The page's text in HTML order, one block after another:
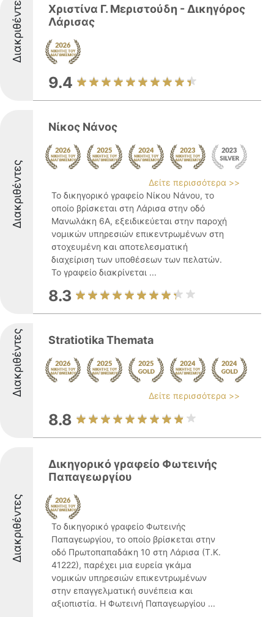
Διακριθέντες
Χριστίνα Γ. Μεριστούδη - Δικηγόρος
Λάρισας
9.4
Διακριθέντες
Νίκος Νάνος
Δείτε περισσότερα >>
Το δικηγορικό γραφείο Νίκου Νάνου, το
οποίο βρίσκεται στη Λάρισα στην οδό
Μανωλάκη 6Α, εξειδικεύεται στην παροχή
νομικών υπηρεσιών επικεντρωμένων στη
στοχευμένη και αποτελεσματική
διαχείριση των υποθέσεων των πελατών.
Το γραφείο διακρίνεται ...
8.3
Διακριθέντες Stratiotika Themata
Δείτε περισσότερα >>
8.8
Διακριθέντες
Δικηγορικό γραφείο Φωτεινής
Παπαγεωργίου
Το δικηγορικό γραφείο Φωτεινής
Παπαγεωργίου, το οποίο βρίσκεται στην
οδό Πρωτοπαπαδάκη 10 στη Λάρισα (Τ.Κ.
41222), παρέχει μια ευρεία γκάμα
νομικών υπηρεσιών επικεντρωμένων
στην επαγγελματική συνέπεια και
αξιοπιστία. Η Φωτεινή Παπαγεωργίου ...